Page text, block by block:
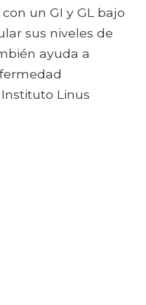
un GI y GL bajo
sus niveles de
ayuda a
Linus